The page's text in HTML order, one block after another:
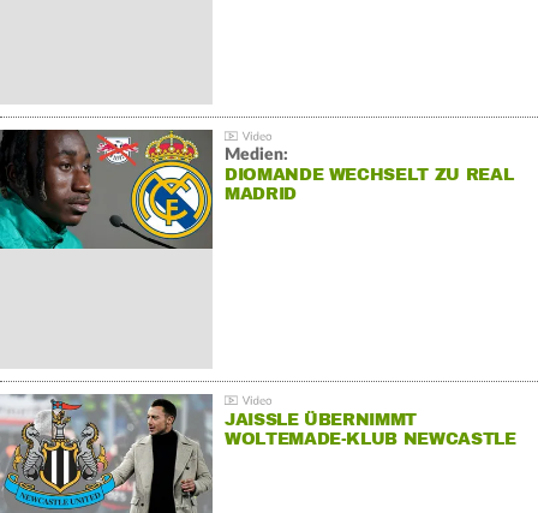
Medien:
DIOMANDE WECHSELT ZU REAL
MADRID
JAISSLE ÜBERNIMMT
WOLTEMADE-KLUB NEWCASTLE